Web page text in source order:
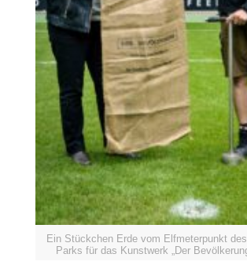
Ein Stückchen Erde vom Elfmeterpunkt
Parks für das Kunstwerk „Der